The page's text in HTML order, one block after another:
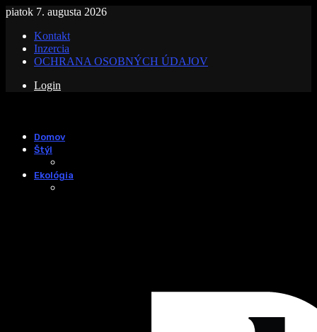
piatok 7. augusta 2026
Kontakt
Inzercia
OCHRANA OSOBNÝCH ÚDAJOV
Login
Domov
Štýl
Ekológia